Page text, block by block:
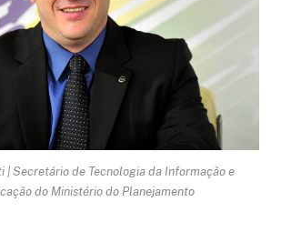
| Secretário de Tecnologia da Informação e
do Ministério do Planejamento